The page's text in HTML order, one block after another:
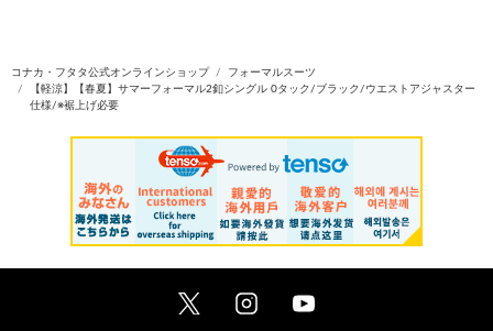
コナカ・フタタ公式オンラインショップ
フォーマルスーツ
【軽涼】【春夏】サマーフォーマル2釦シングル 0タック/ブラック/ウエストアジャスター
仕様/※裾上げ必要